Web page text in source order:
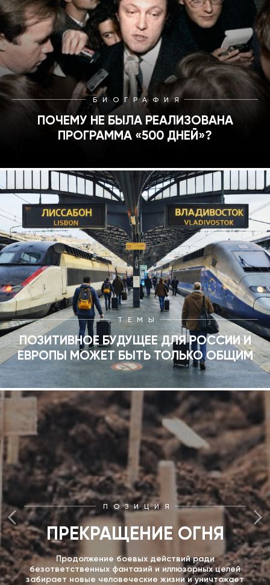
БИОГРАФИЯ
ПОЧЕМУ НЕ БЫЛА РЕАЛИЗОВАНА
ПРОГРАММА «500 ДНЕЙ»?
ТЕМЫ
ПОЗИТИВНОЕ БУДУЩЕЕ ДЛЯ РОССИИ И
ЕВРОПЫ МОЖЕТ БЫТЬ ТОЛЬКО ОБЩИМ
ПОЗИЦИЯ
ПРЕКРАЩЕНИЕ ОГНЯ
Продолжение боевых действий ради
безответственных фантазий и иллюзорных целей
забирает новые человеческие жизни и уничтожает